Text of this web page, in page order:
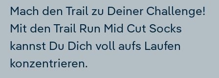
Mach den Trail zu Deiner Challenge!
Mit den Trail Run Mid Cut Socks
kannst Du Dich voll aufs Laufen
konzentrieren.